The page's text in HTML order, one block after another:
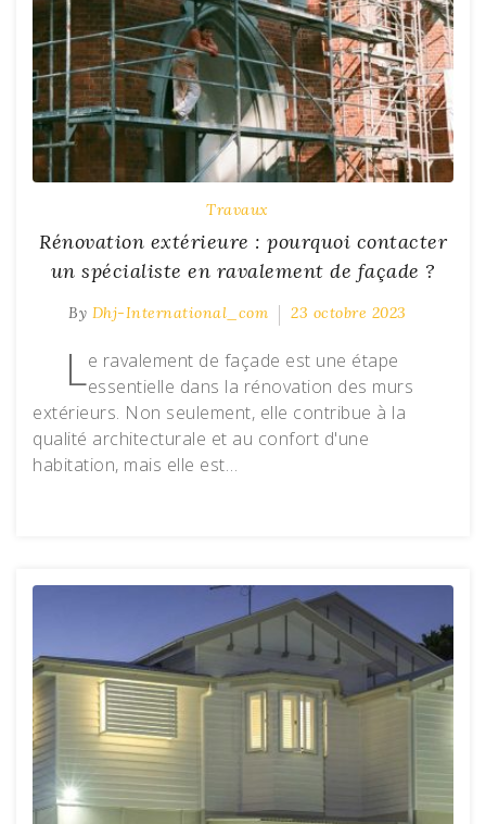
Travaux
Rénovation extérieure : pourquoi contacter
un spécialiste en ravalement de façade ?
By Dhj-International_com 23 octobre 2023
Le ravalement de façade est une étape
essentielle dans la rénovation des murs
extérieurs. Non seulement, elle contribue à la
qualité architecturale et au confort d'une
habitation, mais elle est…